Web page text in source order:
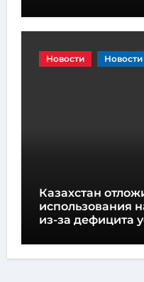
Новости
Казахстан
использования
из-за дефицита